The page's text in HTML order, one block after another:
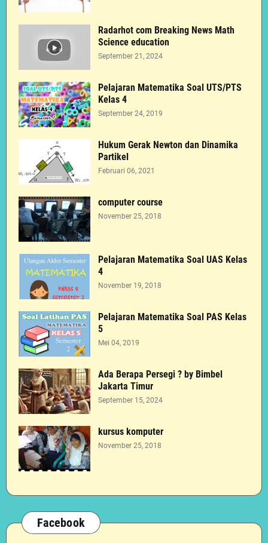
Radarhot com Breaking News Math
Science education
September 21, 2024
Pelajaran Matematika Soal UTS/PTS
Kelas 4
September 24, 2019
Hukum Gerak Newton dan Dinamika
Partikel
Februari 06, 2021
computer course
November 25, 2018
Pelajaran Matematika Soal UAS Kelas
4
November 19, 2018
Pelajaran Matematika Soal PAS Kelas
5
Mei 04, 2019
Ada Berapa Persegi ? by Bimbel
Jakarta Timur
September 15, 2024
kursus komputer
November 25, 2018
Facebook